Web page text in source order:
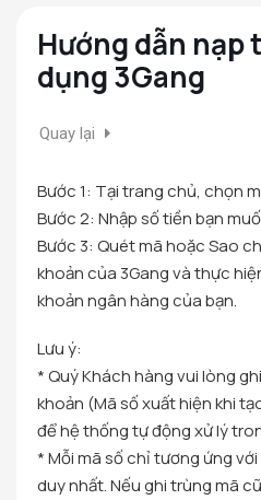
Hướng dẫn nạp
dụng 3Gang
Quay lại
Bước 1: Tại trang chủ, chọn
Bước 2: Nhập số tiền bạn
Bước 3: Quét mã hoặc Sao
khoản của 3Gang và thực
khoản ngân hàng của bạn.
Lưu ý:
* Quý Khách hàng vui lòng
khoản (Mã số xuất hiện khi
để hệ thống tự động xử lý
* Mỗi mã số chỉ tương ứng
duy nhất. Nếu ghi trùng mã